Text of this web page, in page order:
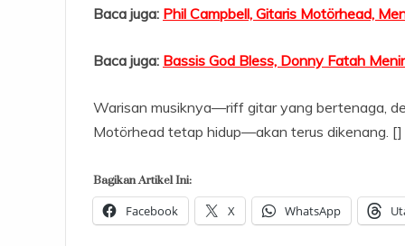
Baca juga: Phil Campbell, Gitaris Motörhead,
Baca juga: Bassis God Bless, Donny Fatah
Warisan musiknya—riff gitar yang bertenaga,
Motörhead tetap hidup—akan terus dikenang. []
Bagikan Artikel Ini:
Facebook X WhatsApp